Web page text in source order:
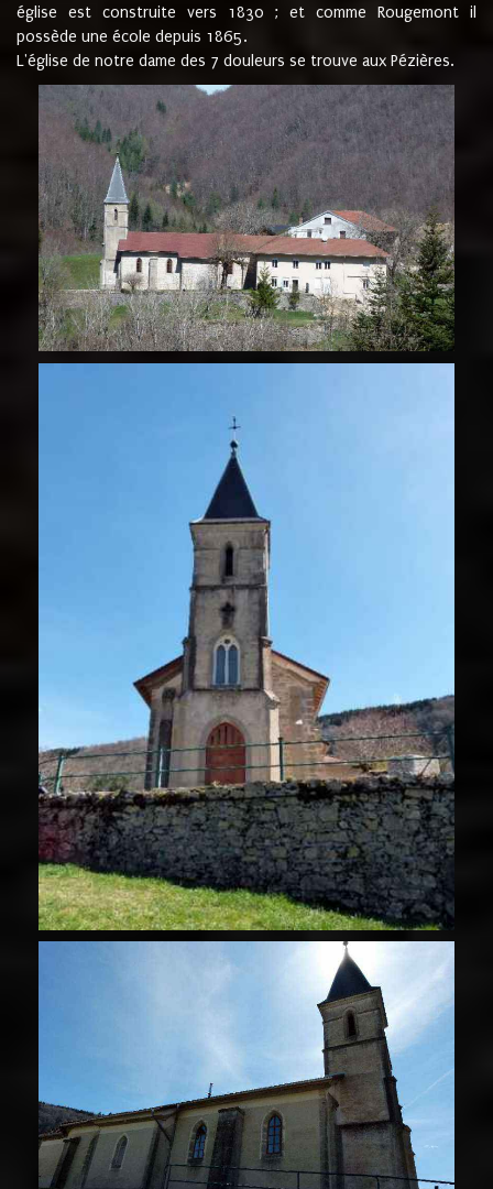
église est construite vers 1830 ; et comme Rougemont il
possède une école depuis 1865.
L'église de notre dame des 7 douleurs se trouve aux Pézières.